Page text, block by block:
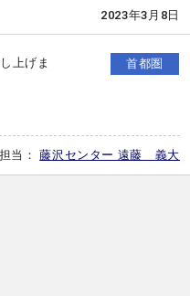
2023年3月8日
上げま
首都圏
担当：藤沢センター 遠藤 義大